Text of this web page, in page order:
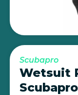
Scubapro
Wetsuit
Scubapro